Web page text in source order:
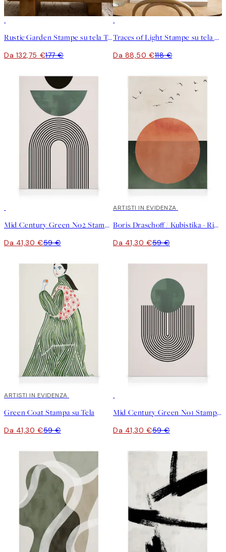
Rustic Garden Stampe su tela Trio
Da 132,75 €177 €
Traces of Light Stampe su tela Duo
Da 88,50 €118 €
Mid Century Green No2 Stampa su Tela
Da 41,30 €59 €
30%*
ARTISTI IN EVIDENZA
Boris Draschoff / Kubistika - Rising Stampa su Tela
Da 41,30 €59 €
30%*
ARTISTI IN EVIDENZA
Green Coat Stampa su Tela
Da 41,30 €59 €
Mid Century Green No1 Stampa su Tela
Da 41,30 €59 €